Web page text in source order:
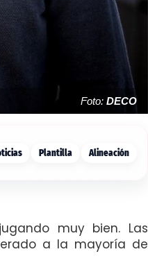
Foto: DECO
Plantilla Alineación
muy bien. Las
a la mayoría de